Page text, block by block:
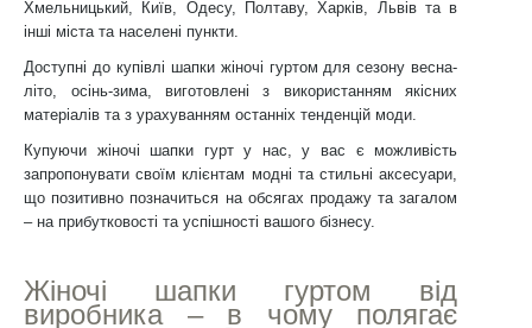
Хмельницький, Київ, Одесу, Полтаву, Харків, Львів та в
інші міста та населені пункти.
Доступні до купівлі шапки жіночі гуртом для сезону весна-
літо, осінь-зима, виготовлені з використанням якісних
матеріалів та з урахуванням останніх тенденцій моди.
Купуючи жіночі шапки гурт у нас, у вас є можливість
запропонувати своїм клієнтам модні та стильні аксесуари,
що позитивно позначиться на обсягах продажу та загалом
– на прибутковості та успішності вашого бізнесу.
Жіночі шапки гуртом від
виробника – в чому полягає